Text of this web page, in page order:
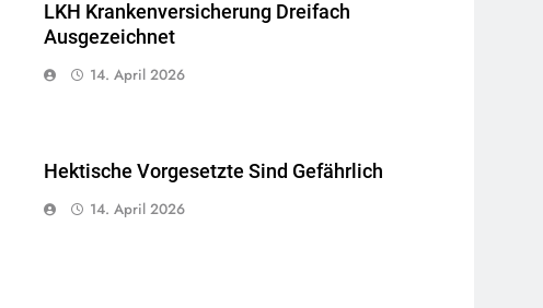
LKH Krankenversicherung Dreifach
Ausgezeichnet
14. April 2026
Hektische Vorgesetzte Sind Gefährlich
14. April 2026